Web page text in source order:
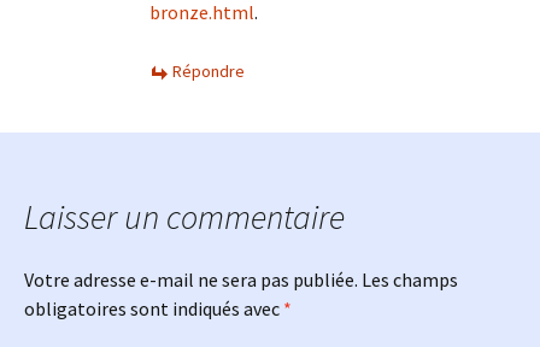
bronze.html.
Répondre
Laisser un commentaire
Votre adresse e-mail ne sera pas publiée. Les champs
obligatoires sont indiqués avec *